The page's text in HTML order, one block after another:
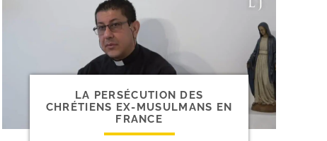
LA PERSÉCUTION DES
CHRÉTIENS EX-​MUSULMANS EN
FRANCE